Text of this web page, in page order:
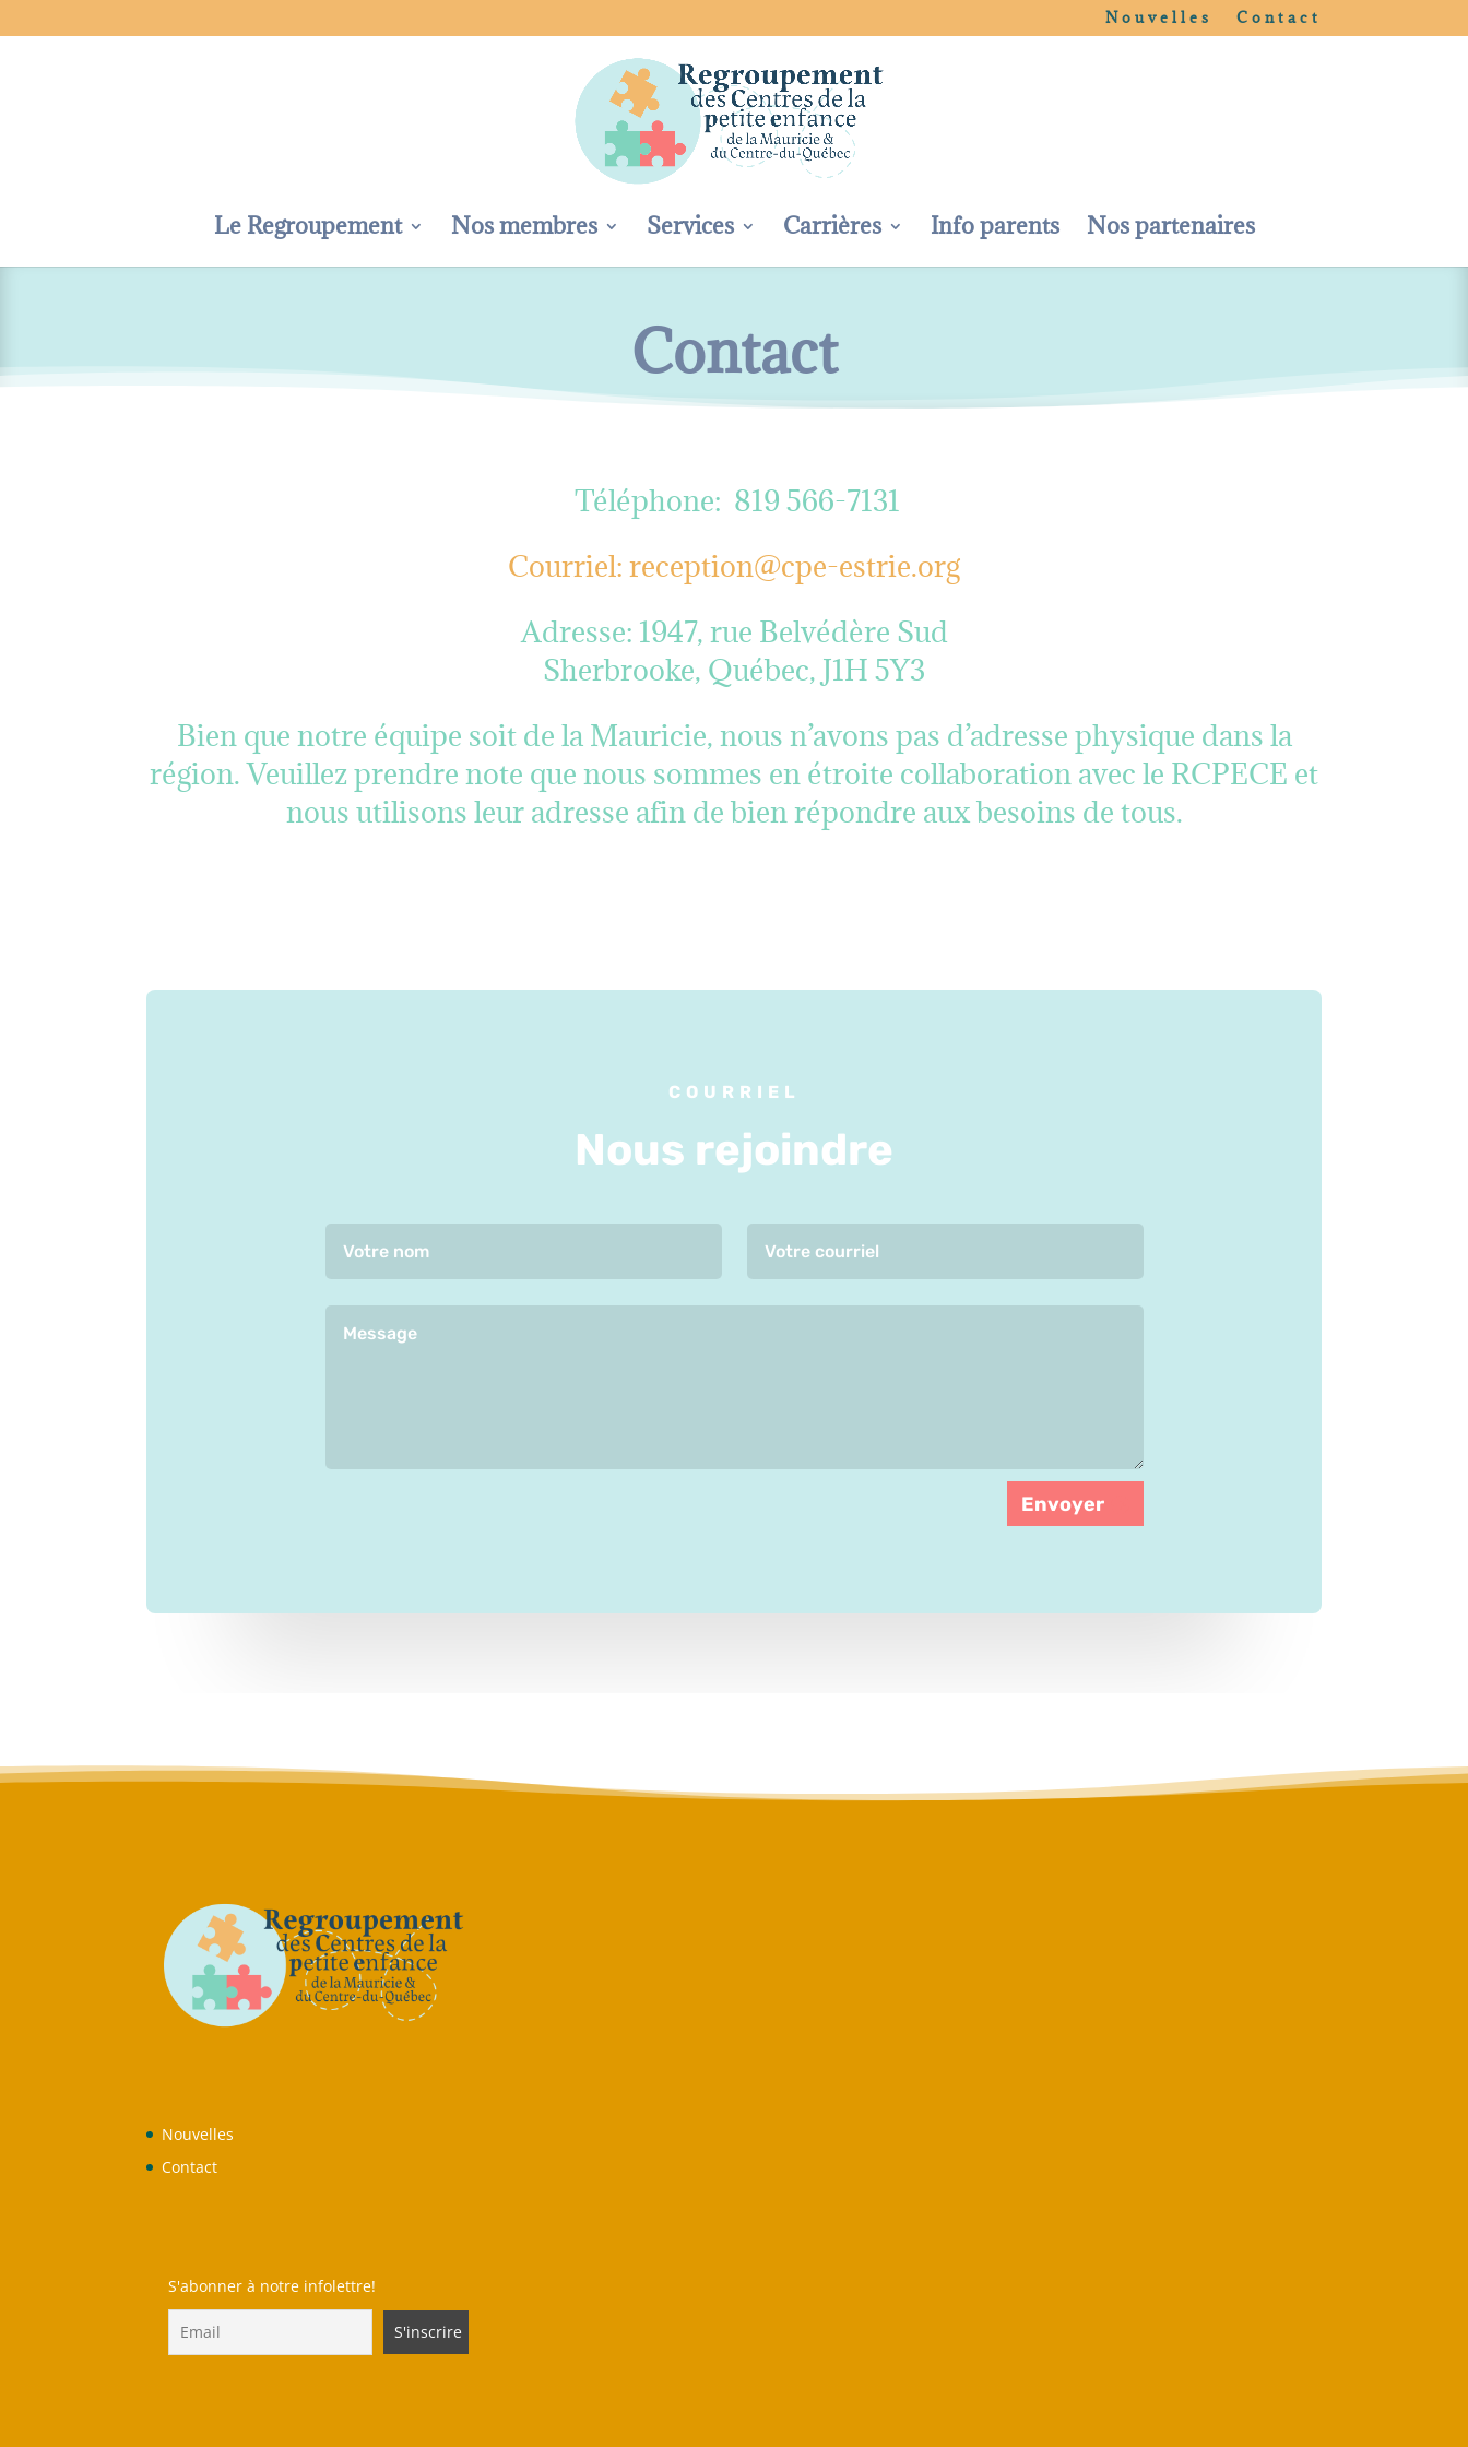
Nouvelles Contact
Le Regroupement Nos membres Services Carrières Info parents Nos partenaires
Contact
Téléphone: 819 566-7131
Courriel: reception@cpe-estrie.org
Adresse: 1947, rue Belvédère Sud
Sherbrooke, Québec, J1H 5Y3
Bien que notre équipe soit de la Mauricie, nous n’avons pas d’adresse physique dans la
région. Veuillez prendre note que nous sommes en étroite collaboration avec le RCPECE et
nous utilisons leur adresse afin de bien répondre aux besoins de tous.
COURRIEL
Nous rejoindre
Envoyer
Nouvelles
Contact
S'abonner à notre infolettre!